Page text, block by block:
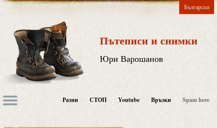
Български
Пътеписи и снимки
Юри Варошанов
Разни СТОП Youtube Връзки Spam here